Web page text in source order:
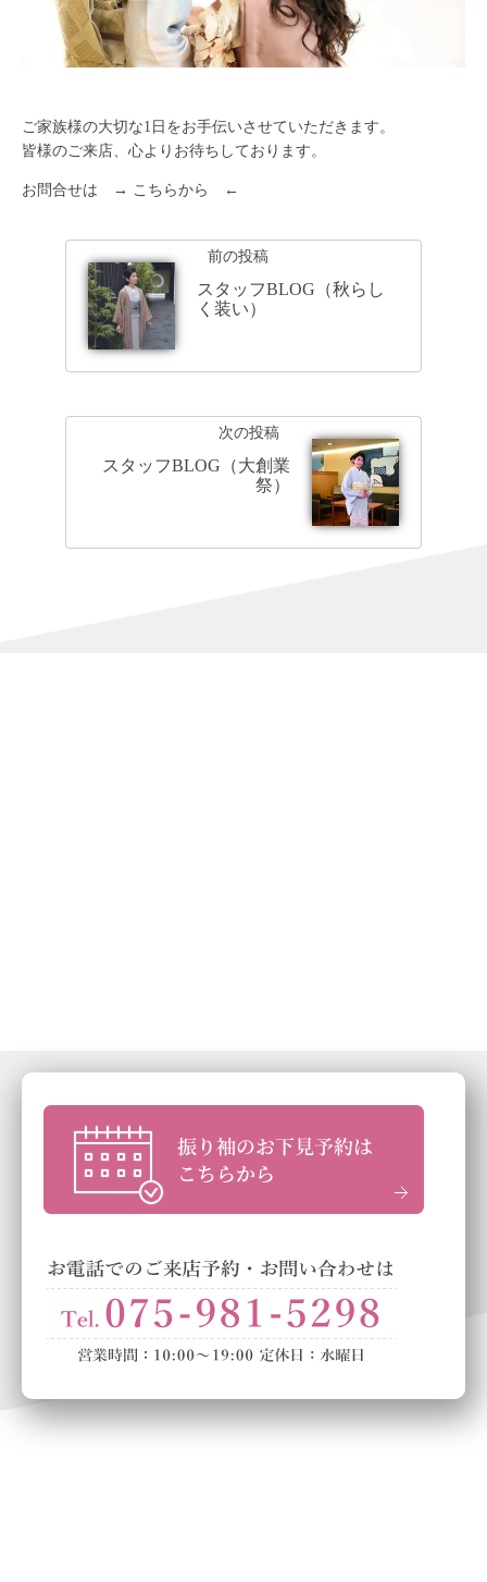
ご家族様の大切な1日をお手伝いさせていただきます。
皆様のご来店、心よりお待ちしております。
お問合せは → こちらから ←
前の投稿
スタッフBLOG（秋らし
く装い）
次の投稿
スタッフBLOG（大創業
祭）